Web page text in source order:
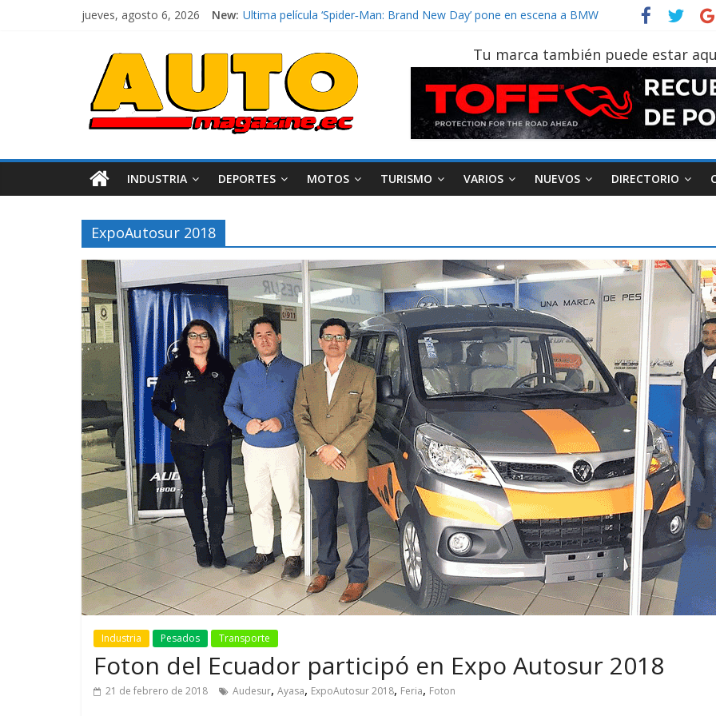
jueves, agosto 6, 2026 New: El costo de tener un vehículo gana protagonismo a la hora de decidir
¿Qué puede pasar con tu vehículo si permanece varios días sin usar?
La Vuelta al Ecuador 2026, edición 47ª, recorre 7 provincias en 8 días
La FEDAK recibe 12 Sinotruk Bolden para cubrir las rutas de La Vuelta
Tu marca también puede estar
INDUSTRIA DEPORTES MOTOS TURISMO VARIOS NUEVOS DIRECTORIO
ExpoAutosur 2018
Industria Pesados Transporte
Foton del Ecuador participó en Expo Autosur 2018
21 de febrero de 2018 Audesur, Ayasa, ExpoAutosur 2018, Feria, Foton
Movilidad Varios
GM reafirma su
compromiso con movilidad
más segura y conectada
Movilidad Turismo Varios
¿Qué puede pasar con tu
vehículo si permanece
varios días sin usar?
AEADE Industria Motociclismo
Movilidad
Campaña busca cambiar
destino de los
en la región